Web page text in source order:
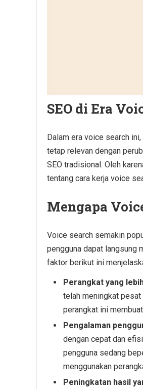
SEO di Era
Dalam era voice search
tetap relevan dengan
SEO tradisional. Oleh
tentang cara kerja voice
Mengapa
Voice search semakin
pengguna dapat langsung
faktor berikut ini
Perangkat yang
telah meningkat pesat
perangkat ini
Pengalaman
dengan cepat dan
pengguna sedang
menggunakan
Peningkatan hasil